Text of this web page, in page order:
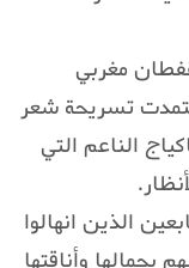
مغربي
تسريحة شعر
الناعم التي
الذين انهالوا
بجمالها وأناقتها